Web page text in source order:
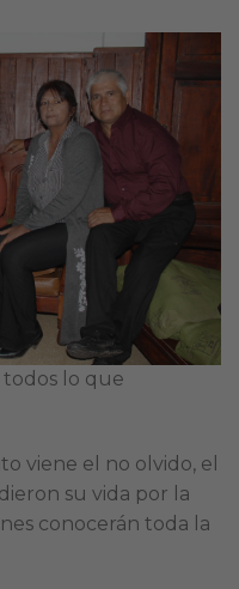
lo que
viene el no olvido, el
su vida por la
conocerán toda la